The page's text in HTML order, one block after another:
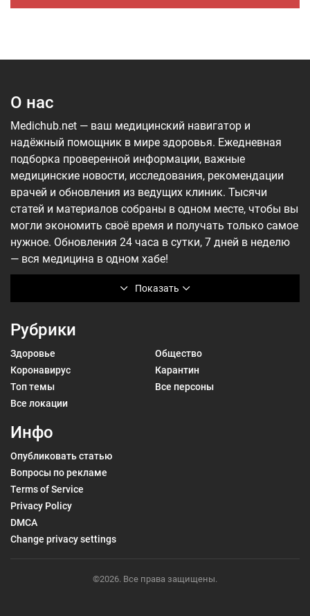
О нас
Показать
Medichub.net — ваш медицинский навигатор и
надёжный помощник в мире здоровья. Ежедневная
подборка проверенной информации, важные
медицинские новости, исследования, рекомендации
врачей и обновления из ведущих клиник. Тысячи
статей и материалов собраны в одном месте, чтобы вы
могли экономить своё время и получать только самое
нужное. Обновления 24 часа в сутки, 7 дней в неделю
— вся медицина в одном хабе!
Рубрики
Здоровье
Общество
Коронавирус
Карантин
Топ темы
Все персоны
Все локации
Инфо
Опубликовать статью
Вопросы по рекламе
Terms of Service
Privacy Policy
DMCA
Change privacy settings
©2026. Все права защищены.